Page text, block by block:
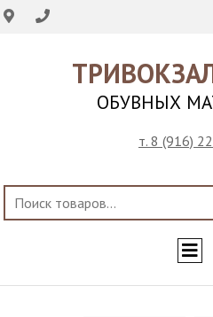
ОБУВНЫХ
т. 8 (916)